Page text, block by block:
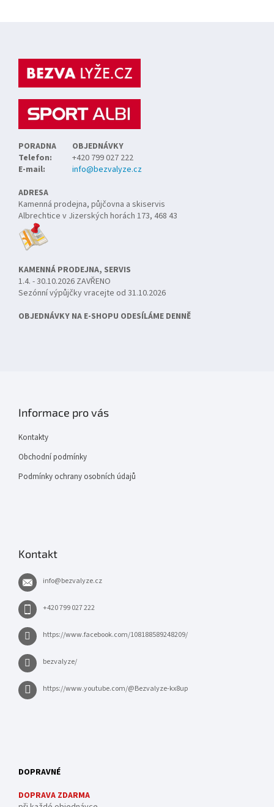
PORADNA
OBJEDNÁVKY
Telefon:
+420 799 027 222
E-mail:
info@bezvalyze.cz
ADRESA
Kamenná prodejna, půjčovna a skiservis
Albrechtice v Jizerských horách 173, 468 43
KAMENNÁ PRODEJNA, SERVIS
1.4. - 30.10.2026 ZAVŘENO
Sezónní výpůjčky vracejte od 31.10.2026
OBJEDNÁVKY NA E-SHOPU ODESÍLÁME DENNĚ
Informace pro vás
Kontakty
Obchodní podmínky
Podmínky ochrany osobních údajů
Kontakt
info@bezvalyze.cz
+420 799 027 222
https://www.facebook.com/108188589248209/
bezvalyze/
https://www.youtube.com/@Bezvalyze-kx8up
DOPRAVNÉ
DOPRAVA ZDARMA